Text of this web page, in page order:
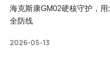
海克斯康GM02硬核守护，
全防线
2026-05-13